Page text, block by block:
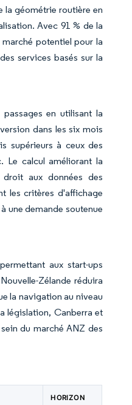
la géométrie routière en
Avec 91 % de la
potentiel pour la
services basés sur la
en utilisant la
dans les six mois
supérieurs à ceux des
Le calcul améliorant la
aux données des
les critères d'affichage
une demande soutenue
aux start-ups
Zélande réduira
la navigation au niveau
législation, Canberra et
du marché ANZ des
HORIZON